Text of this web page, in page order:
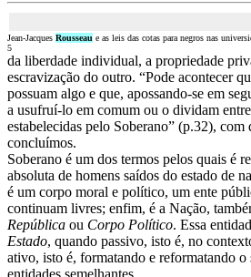
Jean-Jacques Rousseau e as leis das cotas para negros nas
5
da liberdade individual, a propriedade
escravização do outro. “Pode acontecer
possuam algo e que, apossando-se em
a usufruí-lo em comum ou o dividam
estabelecidas pelo Soberano” (p.32),
concluímos.
Soberano é um dos termos pelos quais é
absoluta de homens saídos do estado de
é um corpo moral e político, um ente
continuam livres; enfim, é a Nação,
República ou Corpo Político. Essa
Estado, quando passivo, isto é, no
ativo, isto é, formatando e reformatando o
entidades semelhantes.